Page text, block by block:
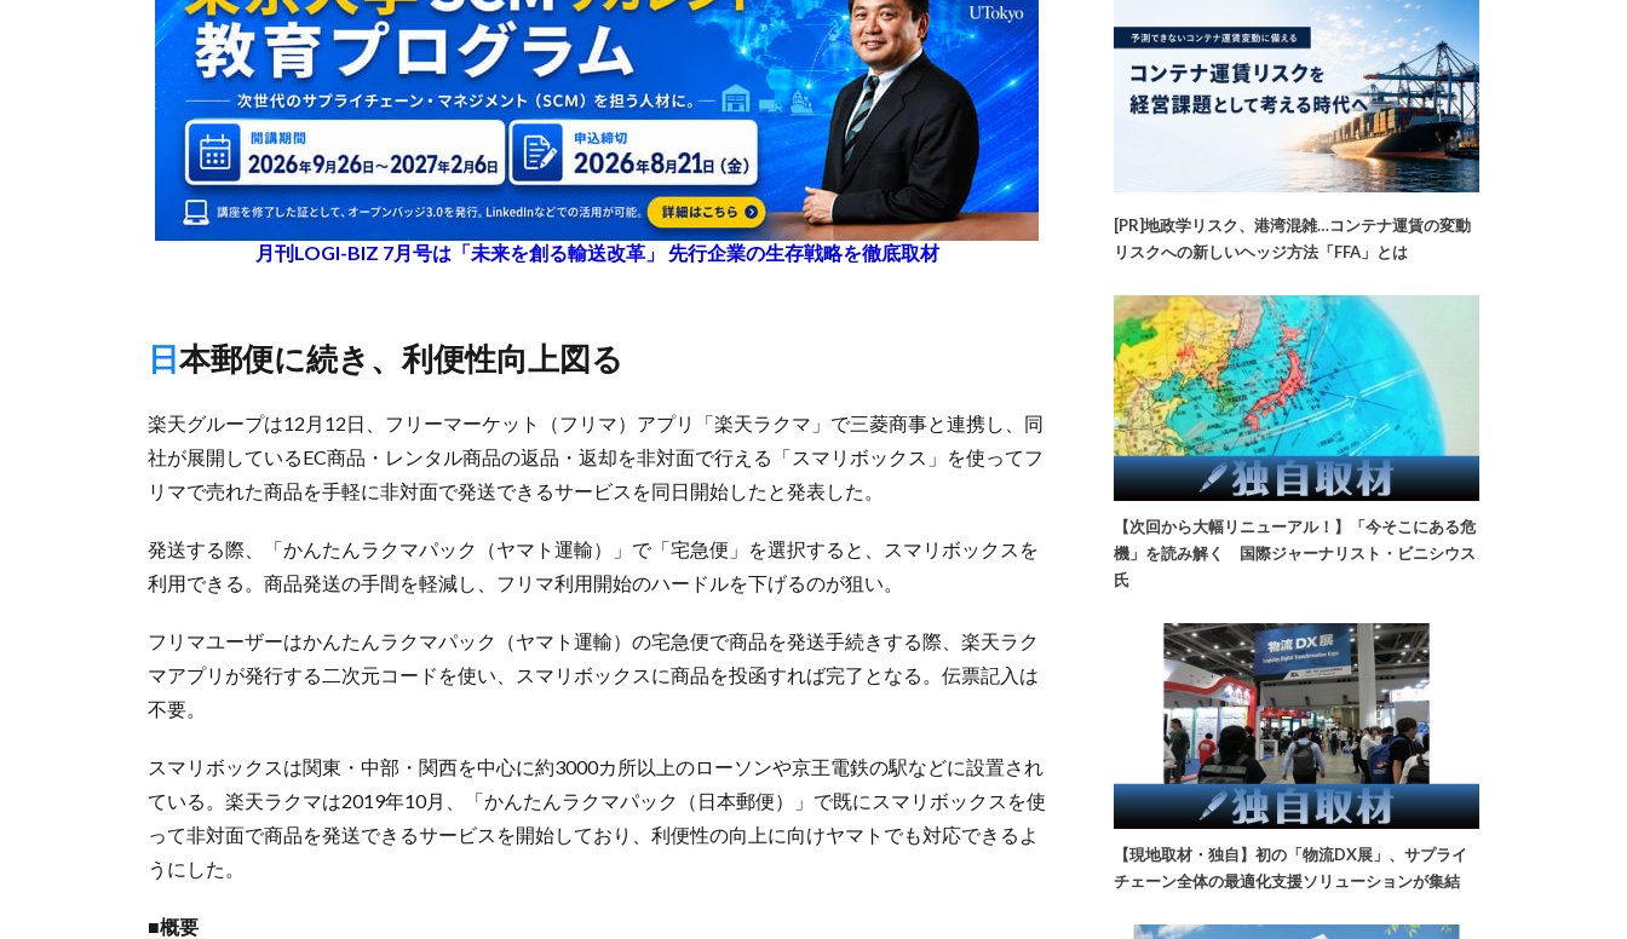
月刊LOGI-BIZ 7月号は「未来を創る輸送改革」 先行企業の生存戦略を徹底取材
日本郵便に続き、利便性向上図る
楽天グループは12月12日、フリーマーケット（フリマ）アプリ「楽天ラクマ」で三菱商事と連携し、同
社が展開しているEC商品・レンタル商品の返品・返却を非対面で行える「スマリボックス」を使ってフ
リマで売れた商品を手軽に非対面で発送できるサービスを同日開始したと発表した。
発送する際、「かんたんラクマパック（ヤマト運輸）」で「宅急便」を選択すると、スマリボックスを
利用できる。商品発送の手間を軽減し、フリマ利用開始のハードルを下げるのが狙い。
フリマユーザーはかんたんラクマパック（ヤマト運輸）の宅急便で商品を発送手続きする際、楽天ラク
マアプリが発行する二次元コードを使い、スマリボックスに商品を投函すれば完了となる。伝票記入は
不要。
スマリボックスは関東・中部・関西を中心に約3000カ所以上のローソンや京王電鉄の駅などに設置され
ている。楽天ラクマは2019年10月、「かんたんラクマパック（日本郵便）」で既にスマリボックスを使
って非対面で商品を発送できるサービスを開始しており、利便性の向上に向けヤマトでも対応できるよ
うにした。
■概要
[PR]地政学リスク、港湾混雑…コンテナ運賃の変動
リスクへの新しいヘッジ方法「FFA」とは
【次回から大幅リニューアル！】「今そこにある危
機」を読み解く 国際ジャーナリスト・ビニシウス
氏
【現地取材・独自】初の「物流DX展」、サプライ
チェーン全体の最適化支援ソリューションが集結